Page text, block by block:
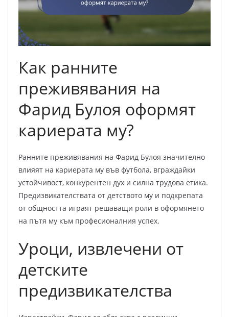
Как ранните
преживявания на
Фарид Булоя оформят
кариерата му?
Ранните преживявания на Фарид Булоя значително
влияят на кариерата му във футбола, вграждайки
устойчивост, конкурентен дух и силна трудова етика.
Предизвикателствата от детството му и подкрепата
от общността играят решаващи роли в оформянето
на пътя му към професионалния успех.
Уроци, извлечени от
детските
предизвикателства